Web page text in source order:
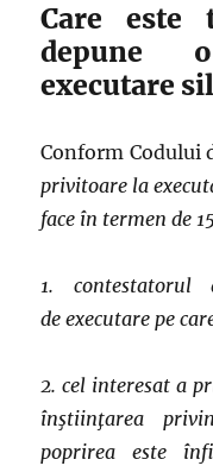
Care este
depune
executare
Conform Codului
privitoare la
face în termen de
1.
de executare pe
2. cel interesat a
înştiinţarea
poprirea este